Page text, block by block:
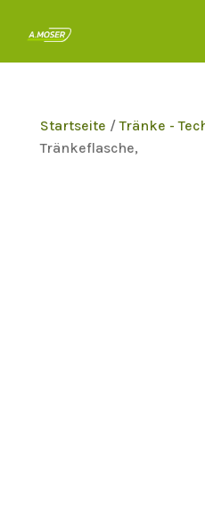
Startseite /Tränke -
Tränkeflasche,